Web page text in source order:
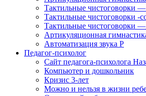
Тактильные чистоговорки —
Тактильные чистоговорки -
Тактильные чистоговорки
Артикуляционная
Автоматизация звука Р
Педагог-психолог
Сайт педагога-психолога
Компьютер и дошкольник
Кризис 3-лет
Можно и нельзя в жизни